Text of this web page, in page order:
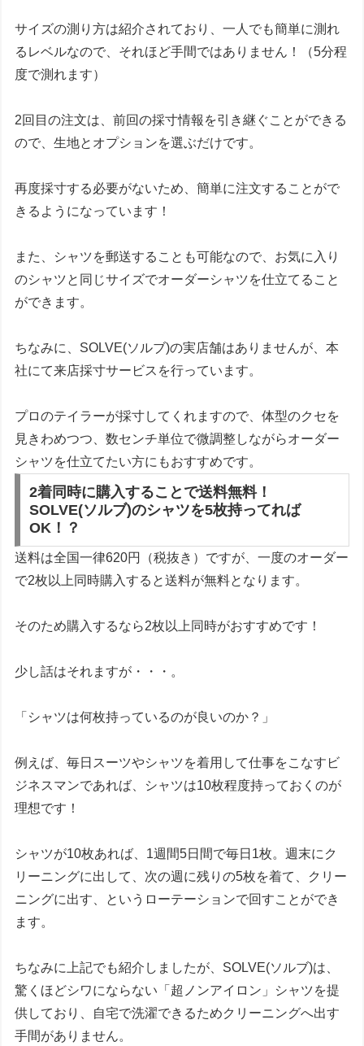
サイズの測り方は紹介されており、一人でも簡単に測れ
るレベルなので、それほど手間ではありません！（5分程
度で測れます）
2回目の注文は、前回の採寸情報を引き継ぐことができる
ので、生地とオプションを選ぶだけです。
再度採寸する必要がないため、簡単に注文することがで
きる ようになっています！
また、シャツを郵送することも可能なので、お気に入り
のシャツと同じサイズでオーダーシャツを仕立てること
ができます。
ちなみに、SOLVE(ソルブ)の実店舗はありませんが、本
社にて来店採寸サービスを行っています。
プロのテイラーが採寸してくれますので、体型のクセを
見きわめつつ、数センチ単位で微調整しながらオーダー
シャツを仕立てたい方にもおすすめです。
2着同時に購入することで送料無料！
SOLVE(ソルブ)のシャツを5枚持ってれば
OK！？
送料は全国一律620円（税抜き）ですが、一度のオーダー
で2枚以上同時購入すると送料が無料となります。
そのため購入するなら2枚以上同時がおすすめです！
少し話はそれますが・・・。
「 シャツは何枚持っているのが良いのか？ 」
例えば、毎日スーツやシャツを着用して仕事をこなすビ
ジネスマンであれば、シャツは10枚程度持っておくのが
理想です！
シャツが10枚あれば、1週間5日間で毎日1枚。週末にク
リーニングに出して、次の週に残りの5枚を着て、クリー
ニングに出す、というローテーションで回すことができ
ます。
ちなみに上記でも紹介しましたが、SOLVE(ソルブ)は、
驚くほどシワにならない「超ノンアイロン」シャツを提
供しており、自宅で洗濯できるためクリーニングへ出す
手間がありません。